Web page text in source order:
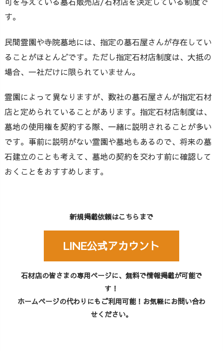
す。
民間霊園や寺院墓地には、指定の墓石屋さんが存在してい
ることがほとんどです。ただし指定石材店制度は、大抵の
場合、一社だけに限られていません。
霊園によって異なりますが、数社の墓石屋さんが指定石材
店と定められていることがあります。指定石材店制度は、
墓地の使用権を契約する際、一緒に説明されることが多い
です。事前に説明がない霊園や墓地もあるので、将来の墓
石建立のことも考えて、墓地の契約を交わす前に確認して
おくことをおすすめします。
新規掲載依頼はこちらまで
LINE公式アカウント
石材店の皆さまの専用ページに、無料で情報掲載が可能で
す！
ホームページの代わりにもご利用可能！お気軽にお問い合わ
せください。